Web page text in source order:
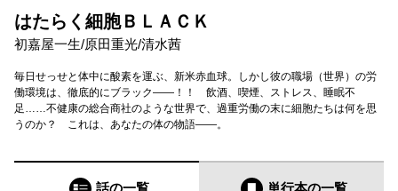
はたらく細胞ＢＬＡＣＫ
初嘉屋一生/原田重光/清水茜
毎日せっせと体中に酸素を運ぶ、新米赤血球。しかし彼の職場（世界）の労
働環境は、徹底的にブラック――！！ 飲酒、喫煙、ストレス、睡眠不
足……不健康の総合商社のような世界で、過重労働の末に細胞たちは何を思
うのか？ これは、あなたの体の物語――。